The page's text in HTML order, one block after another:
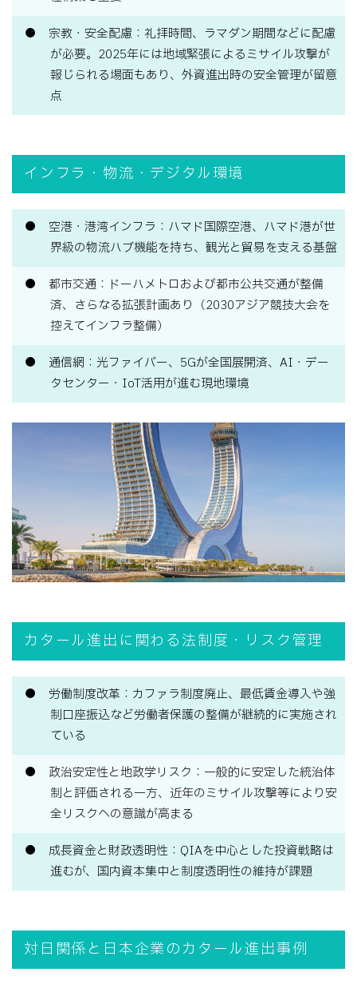
宗教・安全配慮：礼拝時間、ラマダン期間などに配慮
が必要。2025年には地域緊張によるミサイル攻撃が
報じられる場面もあり、外資進出時の安全管理が留意
点
インフラ・物流・デジタル環境
空港・港湾インフラ：ハマド国際空港、ハマド港が世
界級の物流ハブ機能を持ち、観光と貿易を支える基盤
都市交通：ドーハメトロおよび都市公共交通が整備
済、さらなる拡張計画あり（2030アジア競技大会を
控えてインフラ整備）
通信網：光ファイバー、5Gが全国展開済、AI・デー
タセンター・IoT活用が進む現地環境
カタール進出に関わる法制度・リスク管理
労働制度改革：カファラ制度廃止、最低賃金導入や強
制口座振込など労働者保護の整備が継続的に実施され
ている
政治安定性と地政学リスク：一般的に安定した統治体
制と評価される一方、近年のミサイル攻撃等により安
全リスクへの意識が高まる
成長資金と財政透明性：QIAを中心とした投資戦略は
進むが、国内資本集中と制度透明性の維持が課題
対日関係と日本企業のカタール進出事例